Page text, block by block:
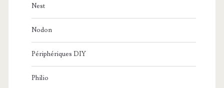
Nest
Nodon
Périphériques DIY
Philio